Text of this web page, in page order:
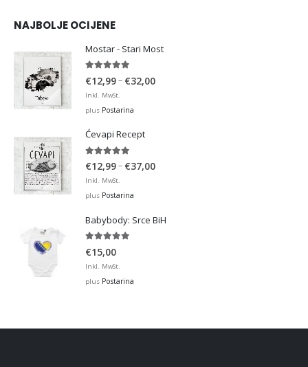
NAJBOLJE OCIJENE
Mostar - Stari Most
€12,99– €32,00Price
Inkl. MwSt.
plus Postarina
Ćevapi Recept
5.00out of 5
€12,99– €37,00Price
€37,00
Inkl. MwSt.
plus Postarina
Babybody: Srce BiH
€15,00
Inkl. MwSt.
plus Postarina